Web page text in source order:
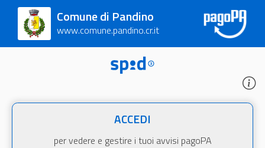
Comune di Pandino
www.comune.pandino.cr.it
ACCEDI
per vedere e gestire i tuoi avvisi pagoPA